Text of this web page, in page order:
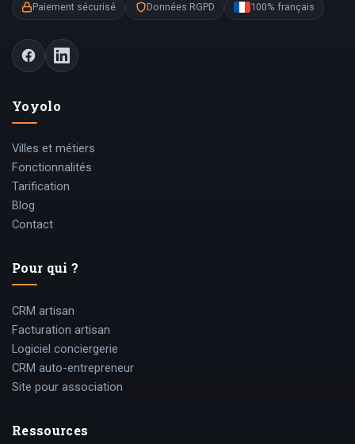
Paiement sécurisé Données RGPD 100% français
Yoyolo
Villes et métiers
Fonctionnalités
Tarification
Blog
Contact
Pour qui ?
CRM artisan
Facturation artisan
Logiciel conciergerie
CRM auto-entrepreneur
Site pour association
Ressources